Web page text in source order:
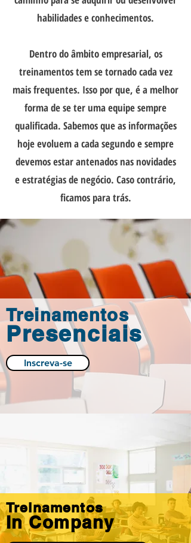
habilidades e conhecimentos.
Dentro do âmbito empresarial, os
treinamentos tem se tornado cada vez
mais frequentes. Isso por que, é a melhor
forma de se ter uma equipe sempre
qualificada. Sabemos que as informações
hojeevoluema cada segundo e sempre
devemos estar antenados nas novidades
eestratégiasde negócio. Caso contrário,
ficamos para trás.
Treinamentos
Presenciais
Inscreva-se
Treinamentos
In Company